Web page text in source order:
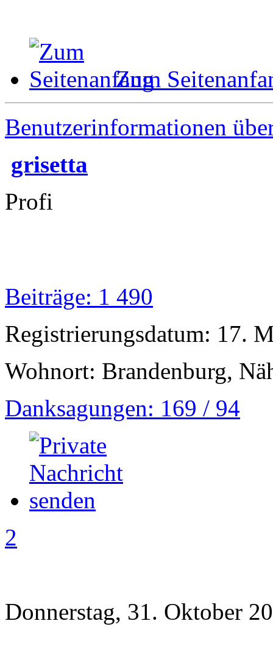
Zum
Benutzerinformationen
grisetta
Profi
Beiträge: 1 490
Registrierungsdatum: 17.
Wohnort: Brandenburg,
Danksagungen: 169 / 94
2
Donnerstag, 31. Oktober